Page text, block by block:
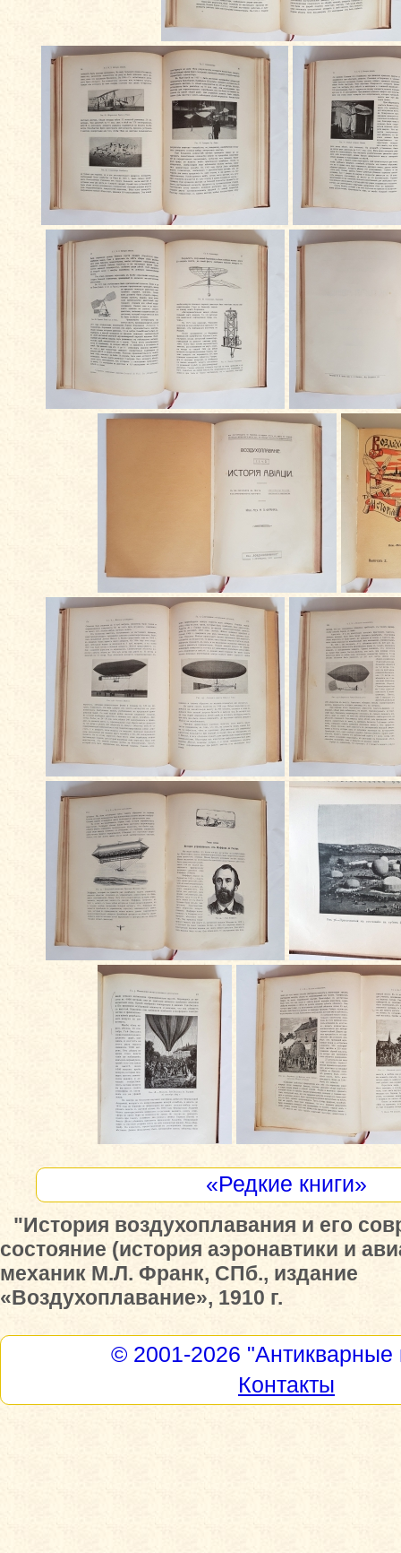
«Редкие книги»
"История воздухоплавания и его
состояние (история аэронавтики и
механик М.Л. Франк, СПб., издание
«Воздухоплавание», 1910 г.
© 2001-2026 "Антикварные
Контакты